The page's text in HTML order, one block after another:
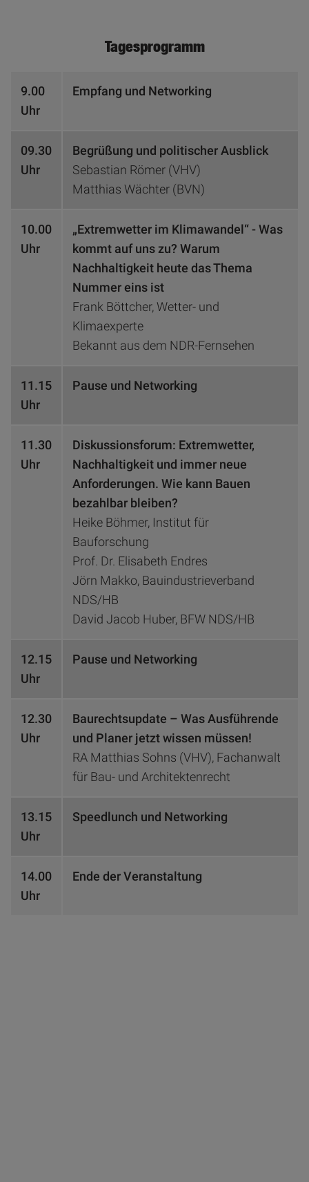
Tagesprogramm
9.00
Uhr
Empfang und Networking
09.30
Uhr
Begrüßung und politischer Ausblick
Sebastian Römer (VHV)
Matthias Wächter (BVN)
10.00
Uhr
„Extremwetter im Klimawandel“ - Was
kommt auf uns zu? Warum
Nachhaltigkeit heute das Thema
Nummer eins ist
Frank Böttcher, Wetter- und
Klimaexperte
Bekannt aus dem NDR-Fernsehen
11.15
Uhr
Pause und Networking
11.30
Uhr
Diskussionsforum: Extremwetter,
Nachhaltigkeit und immer neue
Anforderungen. Wie kann Bauen
bezahlbar bleiben?
Heike Böhmer, Institut für
Bauforschung
Prof. Dr. Elisabeth Endres
Jörn Makko, Bauindustrieverband
NDS/HB
David Jacob Huber, BFW NDS/HB
12.15
Uhr
Pause und Networking
12.30
Uhr
Baurechtsupdate – Was Ausführende
und Planer jetzt wissen müssen!
RA Matthias Sohns (VHV), Fachanwalt
für Bau- und Architektenrecht
13.15
Uhr
Speedlunch und Networking
14.00
Uhr
Ende der Veranstaltung